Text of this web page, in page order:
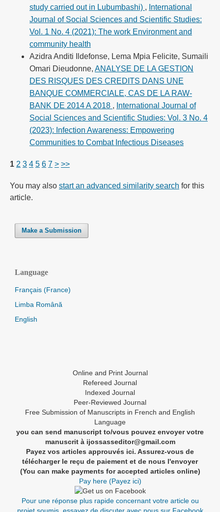
study carried out in Lubumbashi) , International
Journal of Social Sciences and Scientific Studies:
Vol. 1 No. 4 (2021): The work Environment and
community health
Azidra Anditi Ildefonse, Lema Mpia Felicite, Sumaili
Omari Dieudonne, ANALYSE DE LA GESTION
DES RISQUES DES CREDITS DANS UNE
BANQUE COMMERCIALE, CAS DE LA RAW-
BANK DE 2014 A 2018 , International Journal of
Social Sciences and Scientific Studies: Vol. 3 No. 4
(2023): Infection Awareness: Empowering
Communities to Combat Infectious Diseases
1 2 3 4 5 6 7 > >>
You may also start an advanced similarity search for this
article.
Make a Submission
Language
Français (France)
Limba Română
English
Online and Print Journal
Refereed Journal
Indexed Journal
Peer-Reviewed Journal
Free Submission of Manuscripts in French and English
Language
you can send manuscript to/vous pouvez envoyer votre
manuscrit à ijossasseditor@gmail.com
Payez vos articles approuvés ici. Assurez-vous de
télécharger le reçu de paiement et de nous l'envoyer
(You can make payments for accepted articles online)
Pay here (Payez ici)
Pour une réponse plus rapide concernant votre article ou